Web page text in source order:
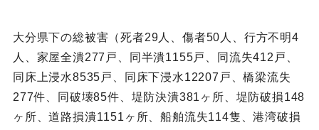
大分県下の総被害（死者29人、傷者50人、行方不明4
人、家屋全潰277戸、同半潰1155戸、同流失412戸、
同床上浸水8535戸、同床下浸水12207戸、橋梁流失
277件、同破壊85件、堤防決潰381ヶ所、堤防破損148
ヶ所、道路損潰1151ヶ所、船舶流失114隻、港湾破損